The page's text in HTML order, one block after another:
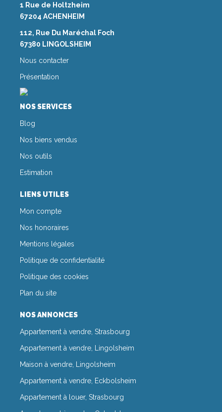
1 Rue de Holtzheim
67204 ACHENHEIM
112, Rue Du Maréchal Foch
67380 LINGOLSHEIM
Nous contacter
Présentation
NOS SERVICES
Blog
Nos biens vendus
Nos outils
Estimation
LIENS UTILES
Mon compte
Nos honoraires
Mentions légales
Politique de confidentialité
Politique des cookies
Plan du site
NOS ANNONCES
Appartement à vendre, Strasbourg
Appartement à vendre, Lingolsheim
Maison à vendre, Lingolsheim
Appartement à vendre, Eckbolsheim
Appartement à louer, Strasbourg